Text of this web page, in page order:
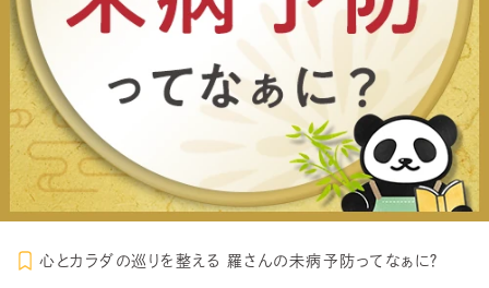
心とカラダの巡りを整える 羅さんの未病予防ってなぁに？